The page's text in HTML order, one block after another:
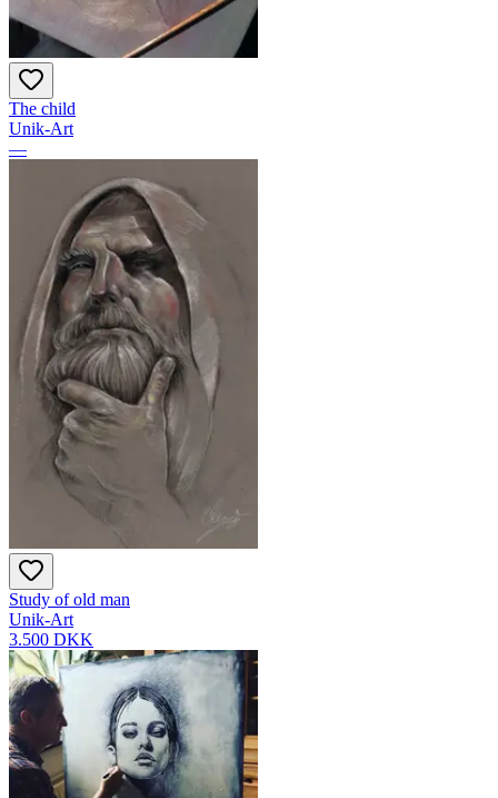
The child
Unik-Art
—
Study of old man
Unik-Art
3.500 DKK